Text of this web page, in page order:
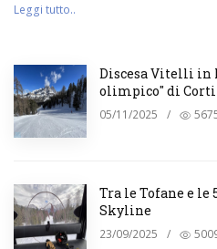
Leggi tutto..
Discesa Vitelli in
olimpico" di
05/11/2025 /
Tra le Tofane e le
Skyline
23/09/2025 /